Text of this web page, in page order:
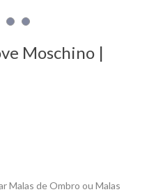
Moschino |
Malas de Ombro ou Malas